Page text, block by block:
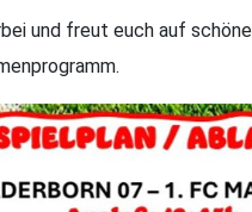
und freut euch auf